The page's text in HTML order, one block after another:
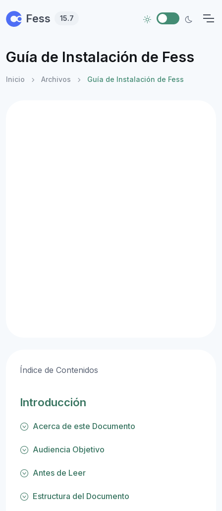
Fess 15.7
Guía de Instalación de Fess
Inicio Archivos Guía de Instalación de Fess
Índice de Contenidos
Introducción
Acerca de este Documento
Audiencia Objetivo
Antes de Leer
Estructura del Documento